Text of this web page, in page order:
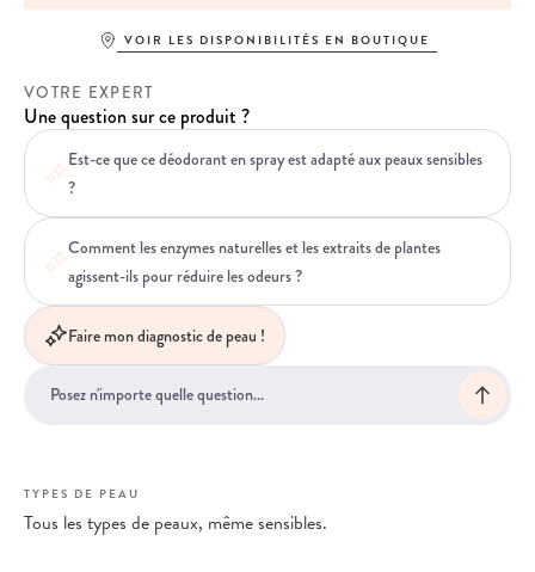
VOIR LES DISPONIBILITÉS EN BOUTIQUE
VOTRE EXPERT
Une question sur ce produit ?
Est-ce que ce déodorant en spray est adapté aux peaux sensibles
?
Comment les enzymes naturelles et les extraits de plantes
agissent-ils pour réduire les odeurs ?
Faire mon diagnostic de peau !
TYPES DE PEAU
Tous les types de peaux, même sensibles.